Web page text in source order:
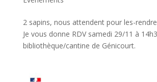
2 sapins, nous attendent pour les-
Je vous donne RDV samedi 29/11 à
bibliothèque/cantine de Génicourt.